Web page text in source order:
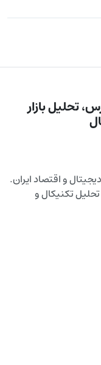
تحلیل بازار
و اقتصاد ایران.
تکنیکال و